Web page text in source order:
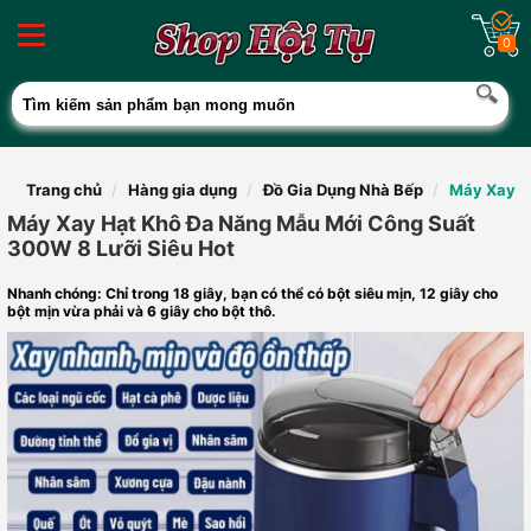
0
Trang chủ Hàng gia dụng Đồ Gia Dụng Nhà Bếp Máy Xay
Máy Xay Hạt Khô Đa Năng Mẫu Mới Công Suất
300W 8 Lưỡi Siêu Hot
Nhanh chóng: Chỉ trong 18 giây, bạn có thể có bột siêu mịn, 12 giây cho
bột mịn vừa phải và 6 giây cho bột thô.